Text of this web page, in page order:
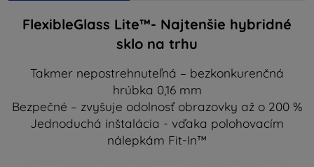
FlexibleGlass Lite™- Najtenšie hybridné
sklo na trhu
Takmer nepostrehnuteľná – bezkonkurenčná
hrúbka 0,16 mm
Bezpečné – zvyšuje odolnosť obrazovky až o 200 %
Jednoduchá inštalácia - vďaka polohovacím
nálepkám Fit-In™